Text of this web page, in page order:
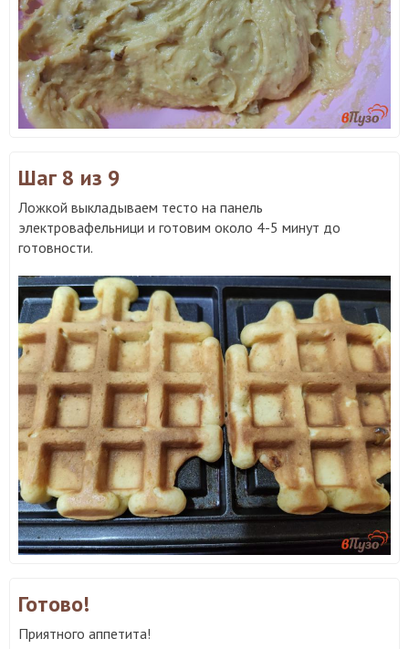
Шаг 8 из 9
Ложкой выкладываем тесто на панель
электровафельници и готовим около 4-5 минут до
готовности.
Готово!
Приятного аппетита!